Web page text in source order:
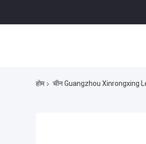
होम चीन Guangzhou Xinrongxing